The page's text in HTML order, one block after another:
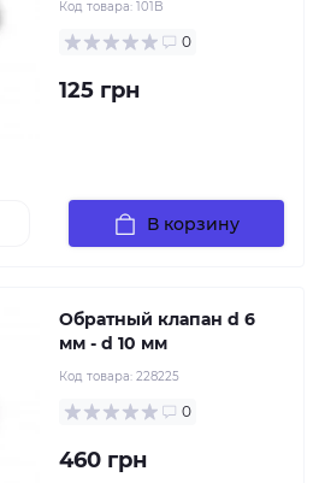
Код товара: 101B
0
125 грн
В корзину
Обратный клапан d 6
мм - d 10 мм
Код товара: 228225
0
460 грн